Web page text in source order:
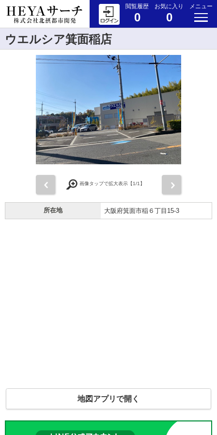
閲覧履歴
0
お気に入り
0
メニュー
ウエルシア箕面稲店
画像タップで拡大表示【1/1】
所在地 大阪府箕面市稲６丁目15-3
地図アプリで開く